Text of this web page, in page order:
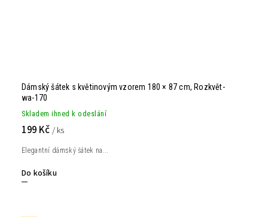
Dámský šátek s květinovým vzorem 180 × 87 cm, Rozkvět-
wa-170
Skladem ihned k odeslání
199 Kč / ks
Do košíku
Elegantní dámský šátek na...